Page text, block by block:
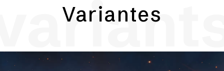
Variantes